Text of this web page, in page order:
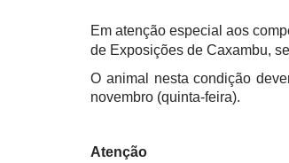
Em atenção especial aos
de Exposições de Caxambu,
O animal nesta condição
novembro (quinta-feira).
Atenção